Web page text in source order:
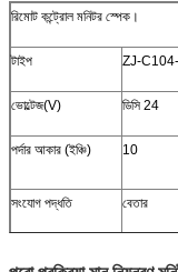
রিমোট কন্ট্রোল মনিটর স্পেক।
টাইপ ZJ-
ভোল্টেজ(V) ডিসি 24
পর্দার আকার (ইঞ্চি) 10
সংযোগ পদ্ধতি বেতার